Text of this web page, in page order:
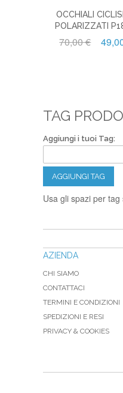
OCCHIALI
POLARIZZATI
70,00 €
TAG
Aggiungi i tuoi Tag:
AGGIUNGI TAG
Usa gli spazi per
AZIENDA
CHI SIAMO
CONTATTACI
TERMINI E CONDIZIONI
SPEDIZIONI E RESI
PRIVACY & COOKIES